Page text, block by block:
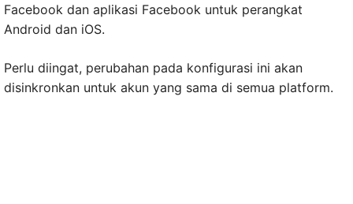
Facebook dan aplikasi Facebook untuk perangkat
Android dan iOS.
Perlu diingat, perubahan pada konfigurasi ini akan
disinkronkan untuk akun yang sama di semua platform.